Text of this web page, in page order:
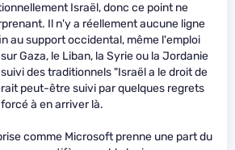
Israël, donc ce point ne
Il n'y a réellement aucune ligne
au support occidental, même l'emploi
Gaza, le Liban, la Syrie ou la Jordanie
des traditionnels "Israël a le droit de
peut-être suivi par quelques regrets
à en arriver là.
comme Microsoft prenne une part du